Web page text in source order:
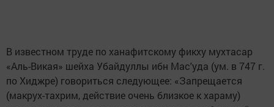
В известном труде по ханафитскому фикху мухтасар
«Аль-Викая» шейха Убайдуллы ибн Мас'уда (ум. в 747 г.
по Хиджре) говориться следующее: «Запрещается
(макрух-тахрим, действие очень близкое к хараму)